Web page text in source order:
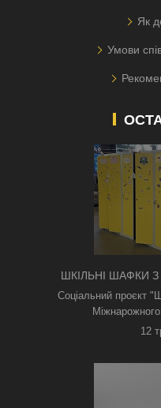
Як
Умови
ШКІЛЬНІ ШАФКИ
Соціальний проєкт
Міжнарожного
12